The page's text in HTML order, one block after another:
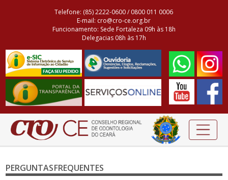
Telefone: (85) 2222-0600 / 0800 011 0006
E-mail: cro@cro-ce.org.br
Funcionamento: Sede Fortaleza 09h às 18h
Delegacias 08h às 17h
PERGUNTAS FREQUENTES